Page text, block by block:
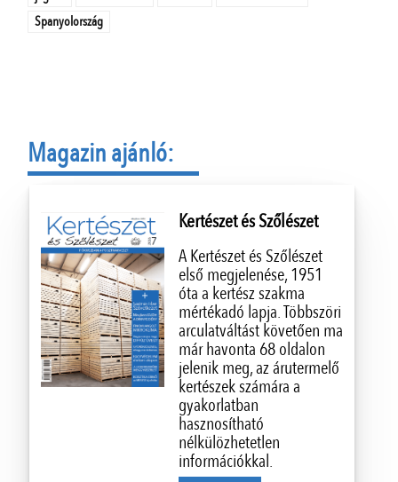
Spanyolország
Magazin ajánló:
Kertészet és Szőlészet
A Kertészet és Szőlészet
első megjelenése, 1951
óta a kertész szakma
mértékadó lapja. Többszöri
arculatváltást követően ma
már havonta 68 oldalon
jelenik meg, az árutermelő
kertészek számára a
gyakorlatban
hasznosítható
nélkülözhetetlen
információkkal.